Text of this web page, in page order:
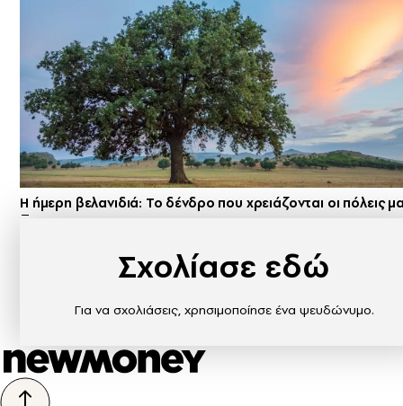
Η ήμερη βελανιδιά: Το δένδρο που χρειάζονται οι πόλεις
Σχολίασε εδώ
Για να σχολιάσεις, χρησιμοποίησε ένα ψευδώνυμο.